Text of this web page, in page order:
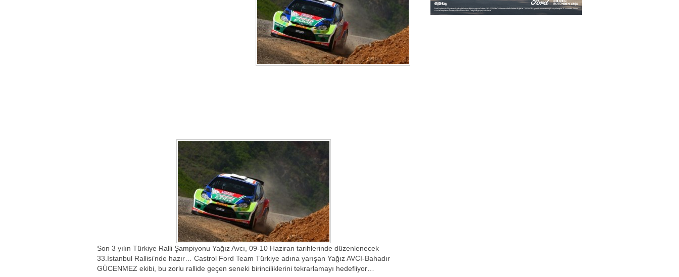
Son 3 yılın Türkiye Ralli Şampiyonu Yağız Avcı, 09-10 Haziran tarihlerinde düzenlenecek
33.İstanbul Rallisi’nde hazır… Castrol Ford Team Türkiye adına yarışan Yağız AVCI-Bahadır
GÜCENMEZ ekibi, bu zorlu rallide geçen seneki birinciliklerini tekrarlamayı hedefliyor…